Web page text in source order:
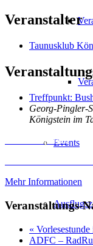
Events
Veranstalter
Taunusklub
Treffpunkt:
Georg-Pingler-
Königstein im
Inhalt entsperren
Mehr Informationen
Veranstaltungs-
«
ADFC –